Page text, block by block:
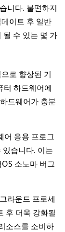
니다. 불편하지
이트 후 일반
될 수 있는 몇 가
로 향상된 기
터 하드웨어에
드웨어가 충분
어 응용 프로그
있습니다. 이는
소노마 버그
라운드 프로세
후 더욱 강화될
소스를 소비하